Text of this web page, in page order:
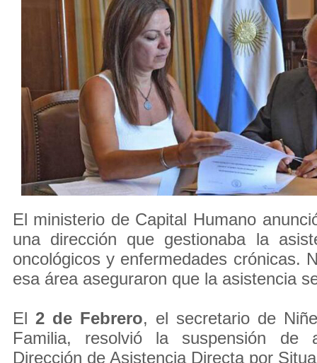
El ministerio de Capital Humano
una dirección que gestionaba la
oncológicos y enfermedades crónicas.
esa área aseguraron que la asistencia
El 2 de Febrero, el secretario de
Familia, resolvió la suspensión de
Dirección de Asistencia Directa por